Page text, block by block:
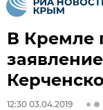
В Кремле
12:30 03.04.2019